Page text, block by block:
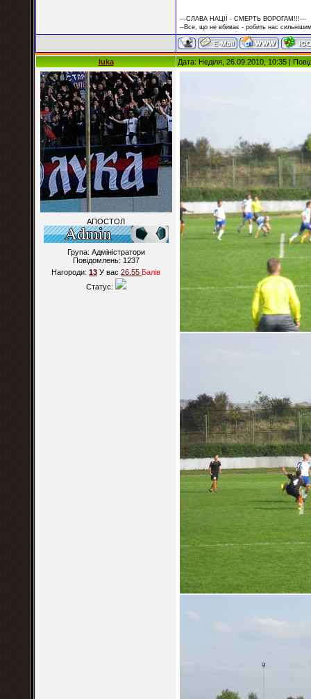
---СЛАВА НАЦІЇ - СМЕРТЬ ВОРОГАМ!!!---
--Все, що не вбиває - робить нас
luka Дата: Неділя, 26.09.2010, 10:35 |
АПОСТОЛ
Група: Адміністратори
Повідомлень: 1237
Нагороди: 13 У вас 26.55 Балiв
Статус: